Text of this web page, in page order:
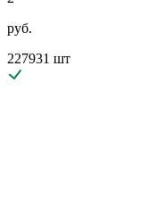
руб.
227931 шт